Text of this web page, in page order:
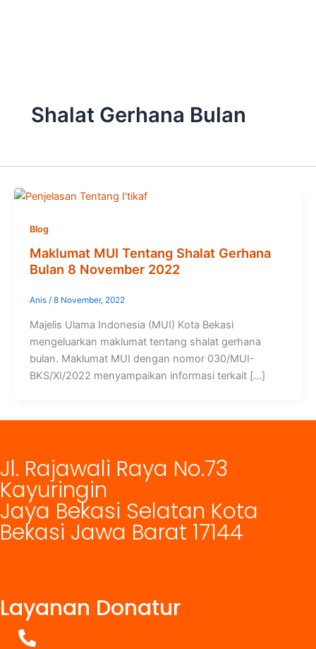
Shalat Gerhana Bulan
Blog
Maklumat MUI Tentang Shalat Gerhana
Bulan 8 November 2022
Anis / 8 November, 2022
Majelis Ulama Indonesia (MUI) Kota Bekasi
mengeluarkan maklumat tentang shalat gerhana
bulan. Maklumat MUI dengan nomor 030/MUI-
BKS/XI/2022 menyampaikan informasi terkait […]
Jl. Rajawali Raya No.73
Kayuringin
Jaya Bekasi Selatan Kota
Bekasi Jawa Barat 17144
Layanan Donatur